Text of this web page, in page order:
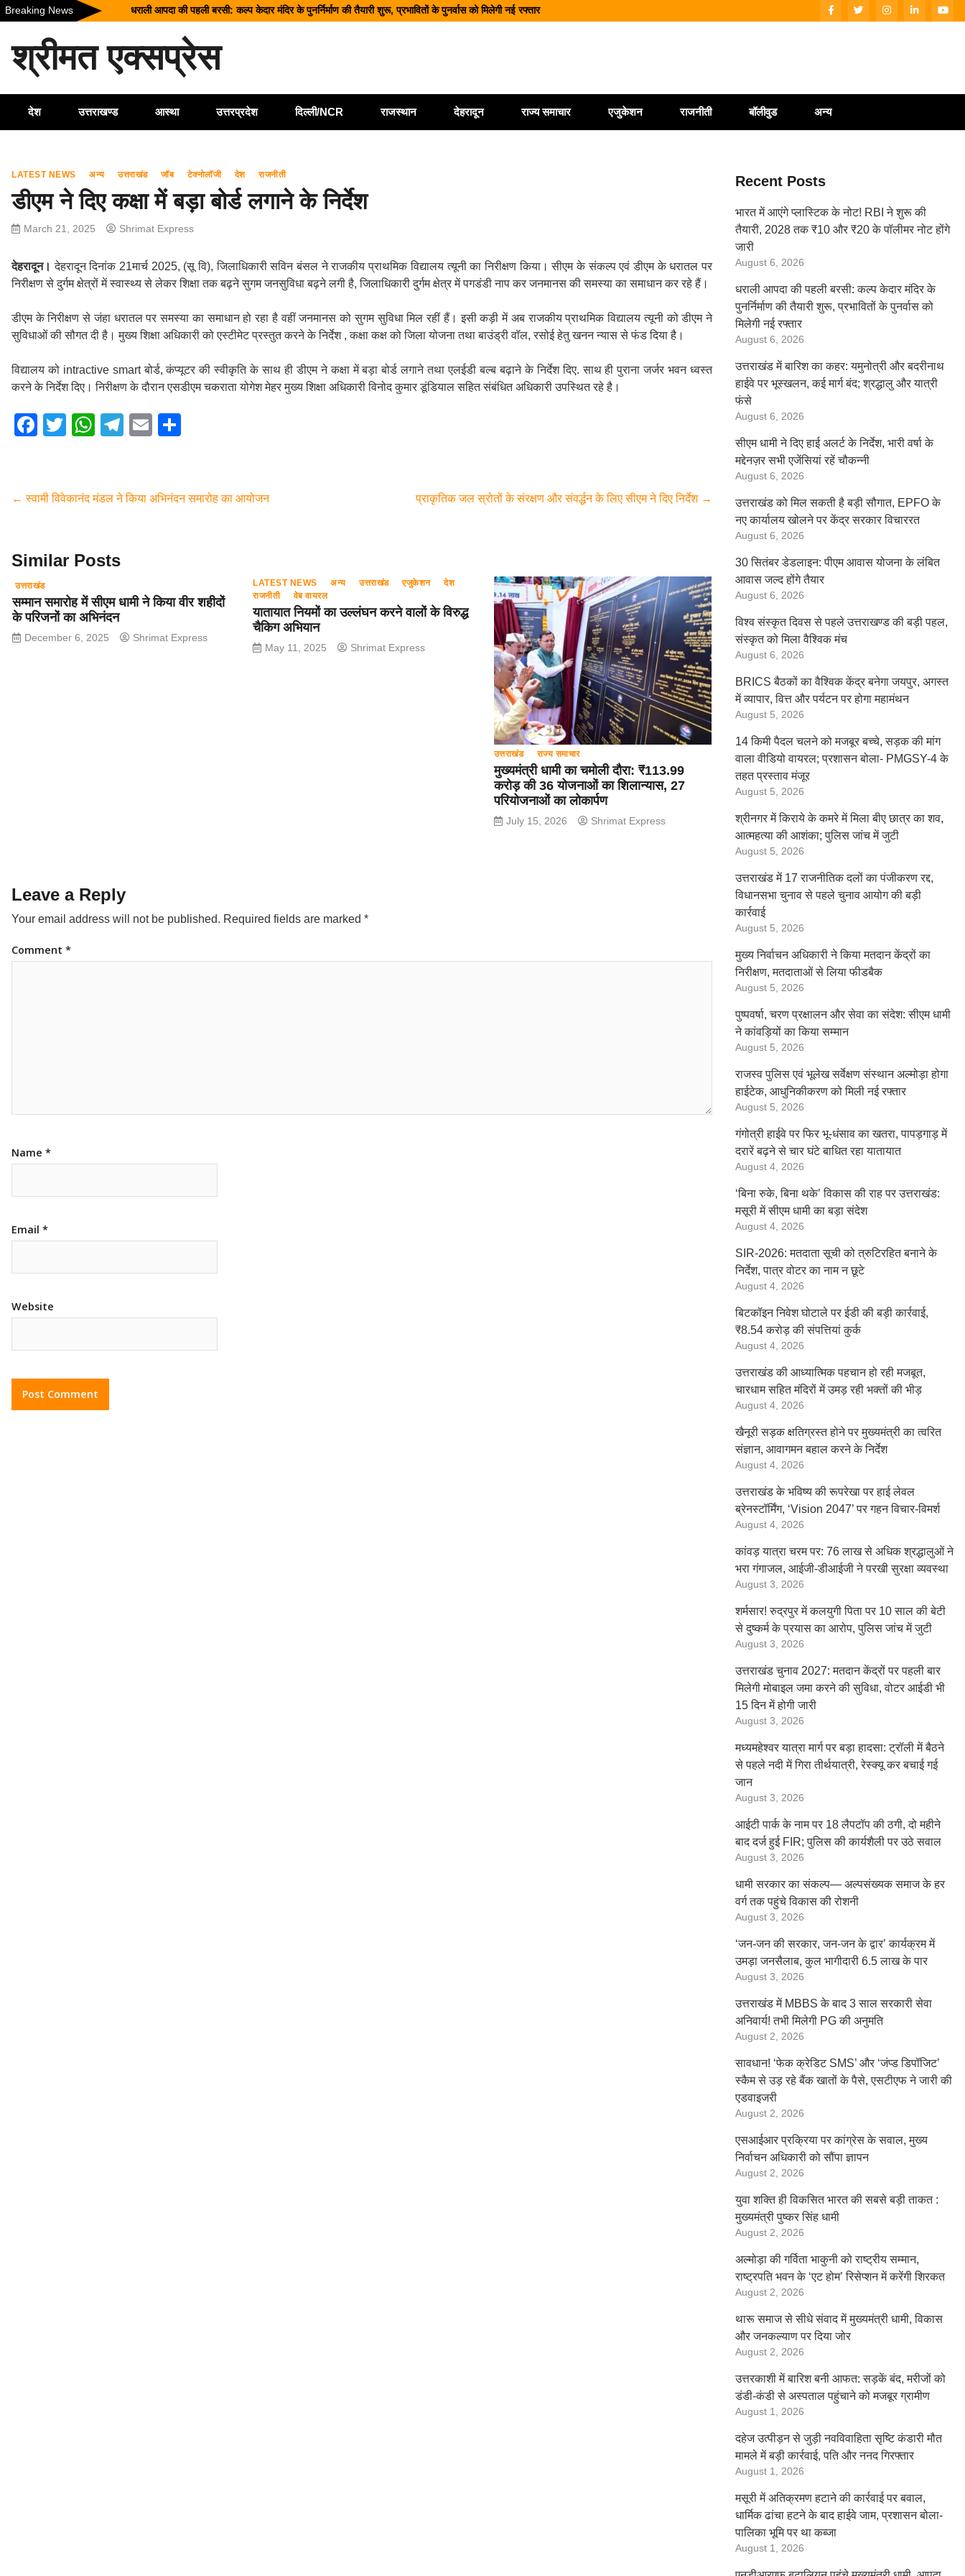
Skip
to
Breaking News
धराली आपदा की पहली बरसी: कल्प केदार मंदिर के पुनर्निर्माण की तैयारी शुरू, प्रभावितों के पुनर्वास को मिलेगी नई रफ्तार
सीएम धामी ने दिए हाई अलर्ट के निर्देश, भारी वर्षा के मद्देनज़र सभी एजेंसियां रहें चौकन्नी
उत्तराखंड को मिल सकती है बड़ी सौगात, EPFO के नए कार्यालय खोलने पर केंद्र सरकार विचाररत
भारत में आएंगे प्लास्टिक के नोट! RBI ने शुरू की तैयारी, 2028 तक ₹10 और ₹20 के पॉलीमर नोट होंगे जारी
श्रीमत एक्सप्रेस
देश उत्तराखण्ड आस्था उत्तरप्रदेश दिल्ली/NCR राजस्थान देहरादून राज्य समाचार एजुकेशन राजनीती बॉलीवुड अन्य
LATEST NEWS अन्य उत्तराखंड जॉब टेक्नोलॉजी देश राजनीती
डीएम ने दिए कक्षा में बड़ा बोर्ड लगाने के निर्देश
March 21, 2025 Shrimat Express
देहरादून। देहरादून दिनांक 21मार्च 2025, (सू वि), जिलाधिकारी सविन बंसल ने राजकीय प्राथमिक विद्यालय त्यूनी का निरीक्षण किया। सीएम के संकल्प एवं डीएम के धरातल पर
निरीक्षण से दुर्गम क्षेत्रों में स्वास्थ्य से लेकर शिक्षा तक बढ़ने सुगम जनसुविधा बढ़ने लगी है, जिलाधिकारी दुर्गम क्षेत्र में पगडंडी नाप कर जनमानस की समस्या का समाधान कर रहे हैं।
डीएम के निरीक्षण से जंहा धरातल पर समस्या का समाधान हो रहा है वहीं जनमानस को सुगम सुविधा मिल रहीं हैं। इसी कड़ी में अब राजकीय प्राथमिक विद्यालय त्यूनी को डीएम ने
सुविधाओं की सौगत दी है। मुख्य शिक्षा अधिकारी को एस्टीमेट प्रस्तुत करने के निर्देश , कक्षा कक्ष को जिला योजना तथा बाउंड्री वॉल, रसोई हेतु खनन न्यास से फंड दिया है।
विद्यालय को intractive smart बोर्ड, कंप्यूटर की स्वीकृति के साथ ही डीएम ने कक्षा में बड़ा बोर्ड लगाने तथा एलईडी बल्ब बढ़ाने के निर्देश दिए. साथ ही पुराना जर्जर भवन ध्वस्त
करने के निर्देश दिए। निरीक्षण के दौरान एसडीएम चकराता योगेश मेहर मुख्य शिक्षा अधिकारी विनोद कुमार डूंडियाल सहित संबंधित अधिकारी उपस्थित रहे है।
F
e
o
k
T
er
W
s
p
T
gr
E
e
← स्वामी विवेकानंद मंडल ने किया अभिनंदन समारोह का आयोजन प्राकृतिक जल स्रोतों के संरक्षण और संवर्द्धन के लिए सीएम ने दिए निर्देश →
Similar Posts
उत्तराखंड
सम्मान समारोह में सीएम धामी ने किया वीर शहीदों
के परिजनों का अभिनंदन
December 6, 2025 Shrimat Express
LATEST NEWS अन्य उत्तराखंड एजुकेशन
देश
राजनीती
वेब वायरल
यातायात नियमों का उल्लंघन करने वालों के विरुद्ध
चैकिग अभियान
May 11, 2025 Shrimat Express
उत्तराखंड राज्य समाचार
मुख्यमंत्री धामी का चमोली दौरा: ₹113.99
करोड़ की 36 योजनाओं का शिलान्यास, 27
परियोजनाओं का लोकार्पण
July 15, 2026 Shrimat Express
Leave a Reply
Your email address will not be published. Required fields are marked *
Comment *
Name *
Email *
Website
Recent Posts
भारत में आएंगे प्लास्टिक के नोट! RBI ने शुरू की
तैयारी, 2028 तक ₹10 और ₹20 के पॉलीमर नोट होंगे
जारी
August 6, 2026
धराली आपदा की पहली बरसी: कल्प केदार मंदिर के
पुनर्निर्माण की तैयारी शुरू, प्रभावितों के पुनर्वास को
मिलेगी नई रफ्तार
August 6, 2026
उत्तराखंड में बारिश का कहर: यमुनोत्री और बदरीनाथ
हाईवे पर भूस्खलन, कई मार्ग बंद; श्रद्धालु और यात्री
फंसे
August 6, 2026
सीएम धामी ने दिए हाई अलर्ट के निर्देश, भारी वर्षा के
मद्देनज़र सभी एजेंसियां रहें चौकन्नी
August 6, 2026
उत्तराखंड को मिल सकती है बड़ी सौगात, EPFO के
नए कार्यालय खोलने पर केंद्र सरकार विचाररत
August 6, 2026
30 सितंबर डेडलाइन: पीएम आवास योजना के लंबित
आवास जल्द होंगे तैयार
August 6, 2026
विश्व संस्कृत दिवस से पहले उत्तराखण्ड की बड़ी पहल,
संस्कृत को मिला वैश्विक मंच
August 6, 2026
BRICS बैठकों का वैश्विक केंद्र बनेगा जयपुर, अगस्त
में व्यापार, वित्त और पर्यटन पर होगा महामंथन
August 5, 2026
14 किमी पैदल चलने को मजबूर बच्चे, सड़क की मांग
वाला वीडियो वायरल; प्रशासन बोला- PMGSY-4 के
तहत प्रस्ताव मंजूर
August 5, 2026
श्रीनगर में किराये के कमरे में मिला बीए छात्र का शव,
आत्महत्या की आशंका; पुलिस जांच में जुटी
August 5, 2026
उत्तराखंड में 17 राजनीतिक दलों का पंजीकरण रद्द,
विधानसभा चुनाव से पहले चुनाव आयोग की बड़ी
कार्रवाई
August 5, 2026
मुख्य निर्वाचन अधिकारी ने किया मतदान केंद्रों का
निरीक्षण, मतदाताओं से लिया फीडबैक
August 5, 2026
पुष्पवर्षा, चरण प्रक्षालन और सेवा का संदेश: सीएम धामी
ने कांवड़ियों का किया सम्मान
August 5, 2026
राजस्व पुलिस एवं भूलेख सर्वेक्षण संस्थान अल्मोड़ा होगा
हाईटेक, आधुनिकीकरण को मिली नई रफ्तार
August 5, 2026
गंगोत्री हाईवे पर फिर भू-धंसाव का खतरा, पापड़गाड़ में
दरारें बढ़ने से चार घंटे बाधित रहा यातायात
August 4, 2026
‘बिना रुके, बिना थके’ विकास की राह पर उत्तराखंड:
मसूरी में सीएम धामी का बड़ा संदेश
August 4, 2026
SIR-2026: मतदाता सूची को त्रुटिरहित बनाने के
निर्देश, पात्र वोटर का नाम न छूटे
August 4, 2026
बिटकॉइन निवेश घोटाले पर ईडी की बड़ी कार्रवाई,
₹8.54 करोड़ की संपत्तियां कुर्क
August 4, 2026
उत्तराखंड की आध्यात्मिक पहचान हो रही मजबूत,
चारधाम सहित मंदिरों में उमड़ रही भक्तों की भीड़
August 4, 2026
खैनूरी सड़क क्षतिग्रस्त होने पर मुख्यमंत्री का त्वरित
संज्ञान, आवागमन बहाल करने के निर्देश
August 4, 2026
उत्तराखंड के भविष्य की रूपरेखा पर हाई लेवल
ब्रेनस्टॉर्मिंग, ‘Vision 2047’ पर गहन विचार-विमर्श
August 4, 2026
कांवड़ यात्रा चरम पर: 76 लाख से अधिक श्रद्धालुओं ने
भरा गंगाजल, आईजी-डीआईजी ने परखी सुरक्षा व्यवस्था
August 3, 2026
शर्मसार! रुद्रपुर में कलयुगी पिता पर 10 साल की बेटी
से दुष्कर्म के प्रयास का आरोप, पुलिस जांच में जुटी
August 3, 2026
उत्तराखंड चुनाव 2027: मतदान केंद्रों पर पहली बार
मिलेगी मोबाइल जमा करने की सुविधा, वोटर आईडी भी
15 दिन में होगी जारी
August 3, 2026
मध्यमहेश्वर यात्रा मार्ग पर बड़ा हादसा: ट्रॉली में बैठने
से पहले नदी में गिरा तीर्थयात्री, रेस्क्यू कर बचाई गई
जान
August 3, 2026
आईटी पार्क के नाम पर 18 लैपटॉप की ठगी, दो महीने
बाद दर्ज हुई FIR; पुलिस की कार्यशैली पर उठे सवाल
August 3, 2026
धामी सरकार का संकल्प— अल्पसंख्यक समाज के हर
वर्ग तक पहुंचे विकास की रोशनी
August 3, 2026
‘जन-जन की सरकार, जन-जन के द्वार’ कार्यक्रम में
उमड़ा जनसैलाब, कुल भागीदारी 6.5 लाख के पार
August 3, 2026
उत्तराखंड में MBBS के बाद 3 साल सरकारी सेवा
अनिवार्य! तभी मिलेगी PG की अनुमति
August 2, 2026
सावधान! ‘फेक क्रेडिट SMS’ और ‘जंप्ड डिपॉजिट’
स्कैम से उड़ रहे बैंक खातों के पैसे, एसटीएफ ने जारी की
एडवाइजरी
August 2, 2026
एसआईआर प्रक्रिया पर कांग्रेस के सवाल, मुख्य
निर्वाचन अधिकारी को सौंपा ज्ञापन
August 2, 2026
युवा शक्ति ही विकसित भारत की सबसे बड़ी ताकत :
मुख्यमंत्री पुष्कर सिंह धामी
August 2, 2026
अल्मोड़ा की गर्विता भाकुनी को राष्ट्रीय सम्मान,
राष्ट्रपति भवन के ‘एट होम’ रिसेप्शन में करेंगी शिरकत
August 2, 2026
थारू समाज से सीधे संवाद में मुख्यमंत्री धामी, विकास
और जनकल्याण पर दिया जोर
August 2, 2026
उत्तरकाशी में बारिश बनी आफत: सड़कें बंद, मरीजों को
डंडी-कंडी से अस्पताल पहुंचाने को मजबूर ग्रामीण
August 1, 2026
दहेज उत्पीड़न से जुड़ी नवविवाहिता सृष्टि कंडारी मौत
मामले में बड़ी कार्रवाई, पति और ननद गिरफ्तार
August 1, 2026
मसूरी में अतिक्रमण हटाने की कार्रवाई पर बवाल,
धार्मिक ढांचा हटने के बाद हाईवे जाम, प्रशासन बोला-
पालिका भूमि पर था कब्जा
August 1, 2026